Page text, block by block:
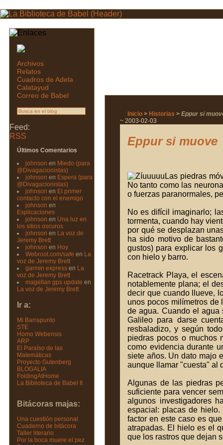
Inicio > Historias > Eppur si
~ 2003-02-03
Eppur si muove
Las piedras
No tanto como las
o fuerzas paranormales,
No es difícil imaginarlo;
tormenta, cuando hay
por qué se desplazan
ha sido motivo de
gustos) para explicar los
con hielo y barro.
Racetrack Playa, el
notablemente plana; el
decir que cuando llueve,
unos pocos milímetros
de agua. Cuando el
Galileo para darse
resbaladizo, y según
piedras pocos o muchos
como evidencia durante
siete años. Un dato majo
aunque llamar "cuesta" al
Algunas de las piedras
suficiente para vencer
algunos investigadores
espacial: placas de
factor en este caso es
atrapadas. El hielo es el
que los rastros que dejan
Archivos
Relatos
Cuadros de Adela
Calatayud
Correo de Babel
Feed:
RSS
Últimos Comentarios
johnson en Miedo (para
@Divagacionistas)
johnson en Espera (para
@Divagacionistas)
johnson en El primer
contacto con el enemigo
johnson en
Explicaciones
johnson en Una luz en
los sitios oscuros
johnson en La voz de
Jeremy Brett
johnson en Hoy
Webroot.com/safe en La
voz de Jeremy Brett
garmin express en La
voz de Jeremy Brett
magellan gps update en
La voz de Jeremy Brett
Ir a:
Mi Barrapunto
STE
Homo Webensis
ARP
El Paraíso de las
Matemáticas
Proyecto Gutenberg
BLOGALIA
FoldingAtHome
La Biblioteca de Babel II
Bitácoras majas:
Una cuestión personal
Cuaderno de bitácora
Taller literario
Por la boca muere el pez